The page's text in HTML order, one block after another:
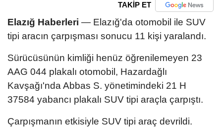
TAKİP ET
Elazığ Haberleri — Elazığ'da otomobil ile SUV
tipi aracın çarpışması sonucu 11 kişi yaralandı.
Sürücüsünün kimliği henüz öğrenilemeyen 23
AAG 044 plakalı otomobil, Hazardağlı
Kavşağı'nda Abbas S. yönetimindeki 21 H
37584 yabancı plakalı SUV tipi araçla çarpıştı.
Çarpışmanın etkisiyle SUV tipi araç devrildi.